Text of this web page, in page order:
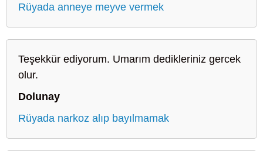
Rüyada anneye meyve vermek
Teşekkür ediyorum. Umarım dedikleriniz gercek
olur.
Dolunay
Rüyada narkoz alıp bayılmamak